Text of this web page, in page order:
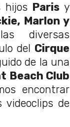
hijos Paris y
Marlon y
diversas
del Cirque
de la una
Beach Club
encontrar
videoclips de